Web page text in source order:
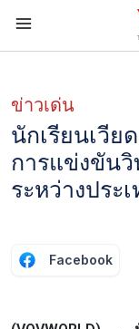
ข่าวเด่น
นักเรียนเวีย
การแข่งขัน
ระหว่างประ
Facebook